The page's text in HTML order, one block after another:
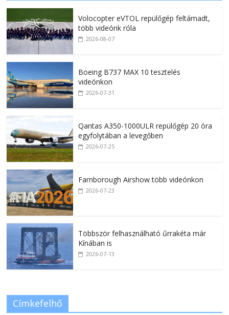
Volocopter eVTOL repülőgép feltámadt,
több videónk róla
2026-08-07
Boeing B737 MAX 10 tesztelés
videónkon
2026-07-31
Qantas A350-1000ULR repülőgép 20 óra
egyfolytában a levegőben
2026-07-25
Farnborough Airshow több videónkon
2026-07-23
Többször felhasználható űrrakéta már
Kínában is
2026-07-13
Címkefelhő